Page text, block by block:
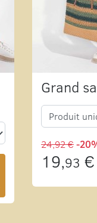
Grand
Produit
24,92 €-
19,93 €